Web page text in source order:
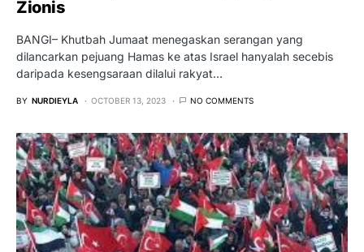
Zionis
BANGI– Khutbah Jumaat menegaskan serangan yang
dilancarkan pejuang Hamas ke atas Israel hanyalah secebis
daripada kesengsaraan dilalui rakyat…
BY NURDIEYLA OCTOBER 13, 2023 NO COMMENTS